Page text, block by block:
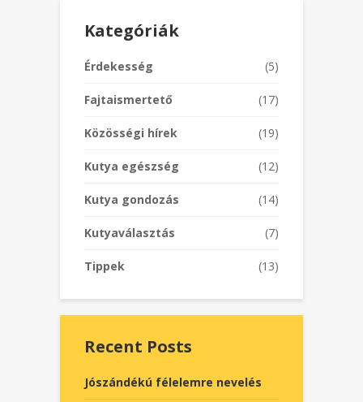
Kategóriák
Érdekesség (5)
Fajtaismertető (17)
Közösségi hírek (19)
Kutya egészség (12)
Kutya gondozás (14)
Kutyaválasztás (7)
Tippek (13)
Recent Posts
Jószándékú félelemre nevelés